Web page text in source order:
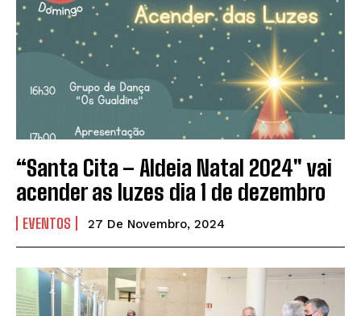
“Santa Cita – Aldeia Natal 2024″ vai
acender as luzes dia 1 de dezembro
EVENTOS 27 De Novembro, 2024